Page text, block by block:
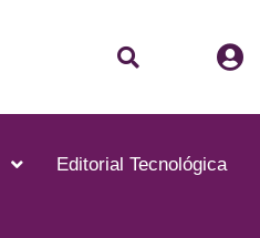
Buscar
Editorial Tecnológica